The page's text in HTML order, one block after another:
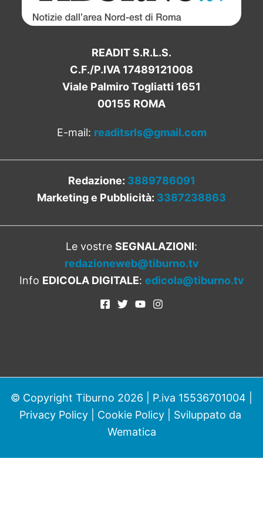
READIT S.R.L.S.
C.F./P.IVA 17489121008
Viale Palmiro Togliatti 1651
00155 ROMA
E-mail: readitsrls@gmail.com
Redazione: 3889786091
Marketing e Pubblicità: 3387238863
Le vostre SEGNALAZIONI:
redazioneweb@tiburno.tv
Info EDICOLA DIGITALE: edicola@tiburno.tv
© Copyright Tiburno 2026 | P.iva 15536701004 |
Privacy Policy| Cookie Policy| Sviluppato da
Wematica